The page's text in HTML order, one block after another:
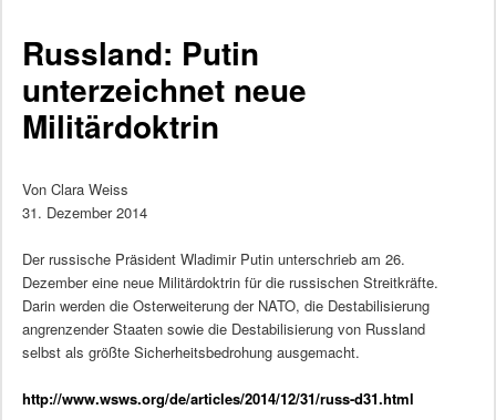
Russland: Putin
unterzeichnet neue
Militärdoktrin
Von Clara Weiss
31. Dezember 2014
Der russische Präsident Wladimir Putin unterschrieb am 26.
Dezember eine neue Militärdoktrin für die russischen Streitkräfte.
Darin werden die Osterweiterung der NATO, die Destabilisierung
angrenzender Staaten sowie die Destabilisierung von Russland
selbst als größte Sicherheitsbedrohung ausgemacht.
http://www.wsws.org/de/articles/2014/12/31/russ-d31.html